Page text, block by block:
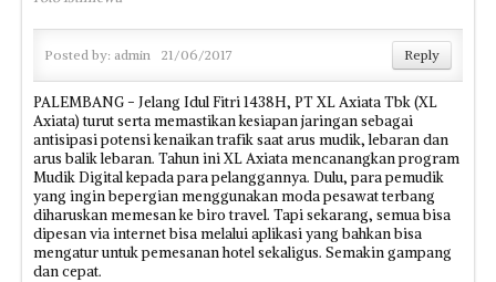
Posted by: admin 21/06/2017 Reply
PALEMBANG - Jelang Idul Fitri 1438H, PT XL Axiata Tbk (XL
Axiata) turut serta memastikan kesiapan jaringan sebagai
antisipasi potensi kenaikan trafik saat arus mudik, lebaran dan
arus balik lebaran. Tahun ini XL Axiata mencanangkan program
Mudik Digital kepada para pelanggannya. Dulu, para pemudik
yang ingin bepergian menggunakan moda pesawat terbang
diharuskan memesan ke biro travel. Tapi sekarang, semua bisa
dipesan via internet bisa melalui aplikasi yang bahkan bisa
mengatur untuk pemesanan hotel sekaligus. Semakin gampang
dan cepat.